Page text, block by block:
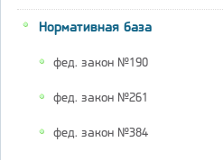
Нормативная база
фед. закон №190
фед. закон №261
фед. закон №384